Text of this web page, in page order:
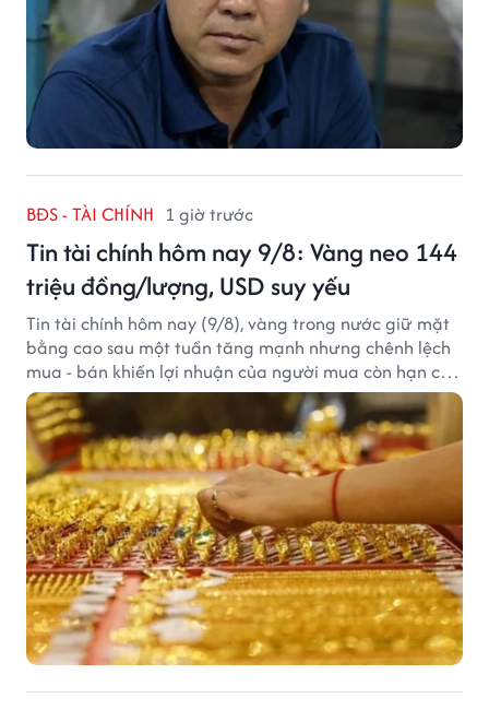
BĐS - TÀI CHÍNH 1 giờ trước
Tin tài chính hôm nay 9/8: Vàng neo 144
triệu đồng/lượng, USD suy yếu
Tin tài chính hôm nay (9/8), vàng trong nước giữ mặt
bằng cao sau một tuần tăng mạnh nhưng chênh lệch
mua - bán khiến lợi nhuận của người mua còn hạn chế,
trong khi USD chịu sức ép sau dữ liệu việc làm Mỹ gây
thất vọng.